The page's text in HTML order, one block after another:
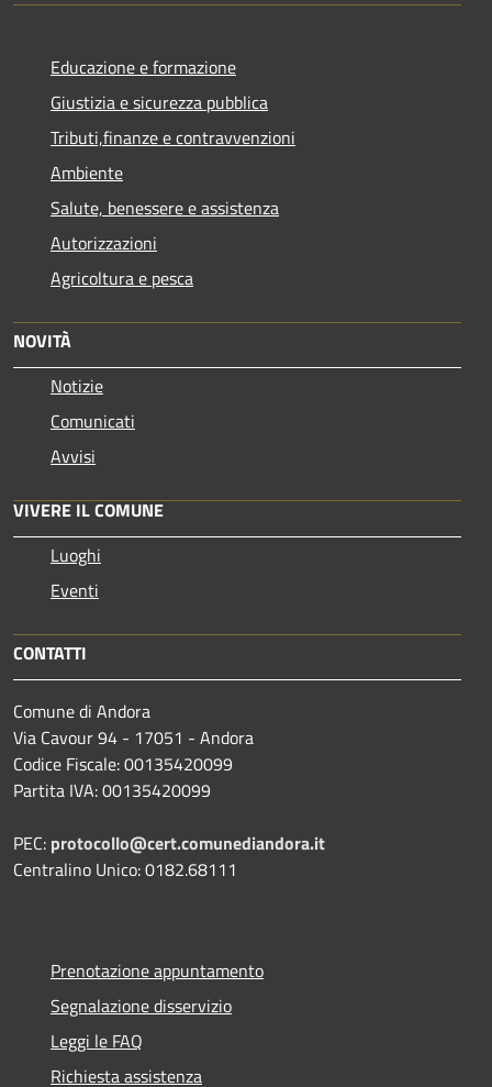
Educazione e formazione
Giustizia e sicurezza pubblica
Tributi,finanze e contravvenzioni
Ambiente
Salute, benessere e assistenza
Autorizzazioni
Agricoltura e pesca
NOVITÀ
Notizie
Comunicati
Avvisi
VIVERE IL COMUNE
Luoghi
Eventi
CONTATTI
Comune di Andora
Via Cavour 94 - 17051 - Andora
Codice Fiscale: 00135420099
Partita IVA: 00135420099
PEC: protocollo@cert.comunediandora.it
Centralino Unico: 0182.68111
Prenotazione appuntamento
Segnalazione disservizio
Leggi le FAQ
Richiesta assistenza